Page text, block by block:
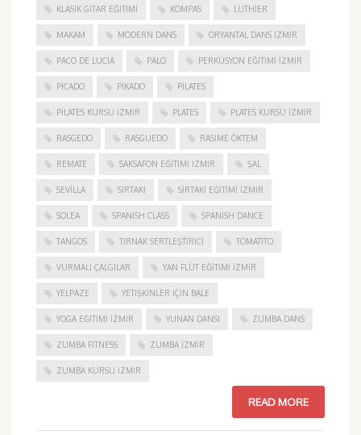
KLASIK GITAR EĞITIMI KOMPAS LUTHIER
MAKAM MODERN DANS ORYANTAL DANS İZMIR
PACO DE LUCIA PALO PERKÜSYON EĞITIMI İZMIR
PICADO PIKADO PILATES
PILATES KURSU İZMIR PLATES PLATES KURSU İZMIR
RASGEDO RASGUEDO RASIME ÖKTEM
REMATE SAKSAFON EĞITIMI İZMIR ŞAL
SEVILLA SIRTAKI SIRTAKI EĞITIMI İZMIR
SOLEA SPANISH CLASS SPANISH DANCE
TANGOS TIRNAK SERTLEŞTIRICI TOMATITO
VURMALI ÇALGILAR YAN FLÜT EĞITIMI İZMIR
YELPAZE YETIŞKINLER IÇIN BALE
YOGA EĞITIMI İZMIR YUNAN DANSI ZUMBA DANS
ZUMBA FITNESS ZUMBA İZMIR
ZUMBA KURSU İZMIR
READ MORE